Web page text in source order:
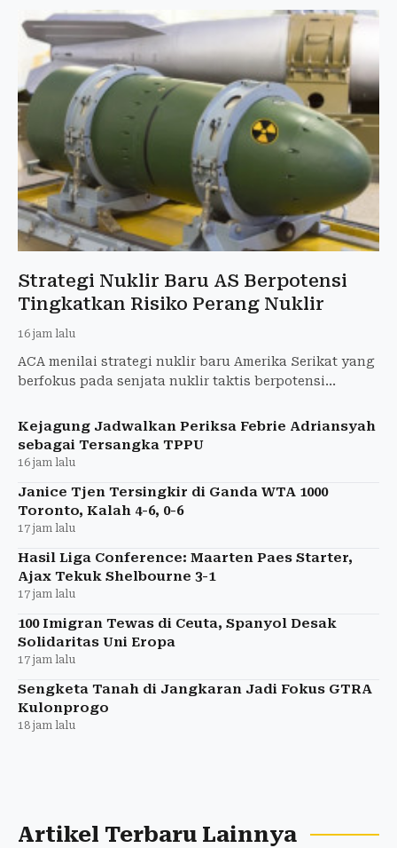
Strategi Nuklir Baru AS Berpotensi
Tingkatkan Risiko Perang Nuklir
16 jam lalu
ACA menilai strategi nuklir baru Amerika Serikat yang
berfokus pada senjata nuklir taktis berpotensi
Kejagung Jadwalkan Periksa Febrie Adriansyah
sebagai Tersangka TPPU
16 jam lalu
Janice Tjen Tersingkir di Ganda WTA 1000
Toronto, Kalah 4-6, 0-6
17 jam lalu
Hasil Liga Conference: Maarten Paes Starter,
Ajax Tekuk Shelbourne 3-1
17 jam lalu
100 Imigran Tewas di Ceuta, Spanyol Desak
Solidaritas Uni Eropa
17 jam lalu
Sengketa Tanah di Jangkaran Jadi Fokus GTRA
Kulonprogo
18 jam lalu
Artikel Terbaru Lainnya